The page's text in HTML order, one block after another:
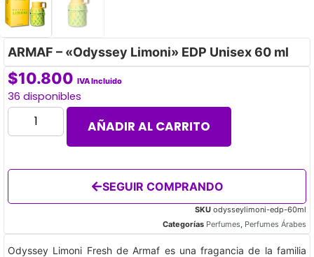
ARMAF – «Odyssey Limoni» EDP Unisex 60 ml
$10.800 IVA Incluido
36 disponibles
AÑADIR AL CARRITO
SEGUIR COMPRANDO
SKU odysseylimoni-edp-60ml
Categorías Perfumes, Perfumes Árabes
Odyssey Limoni Fresh de Armaf es una fragancia de la familia